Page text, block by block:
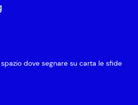
dove segnare su carta le sfide